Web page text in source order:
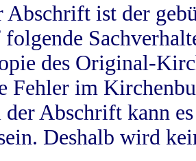
Abschrift ist der
des Original-
Fehler im
Abschrift kann
Deshalb wird